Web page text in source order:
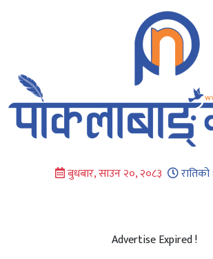
बुधबार, साउन २०, २०८३
Advertise Expired !